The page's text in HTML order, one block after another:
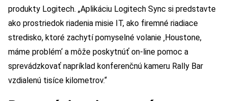
produkty Logitech. „Aplikáciu Logitech Sync si predstavte
ako prostriedok riadenia misie IT, ako firemné riadiace
stredisko, ktoré zachytí pomyselné volanie ‚Houstone,
máme problém‘ a môže poskytnúť on-line pomoc a
sprevádzkovať napríklad konferenčnú kameru Rally Bar
vzdialenú tisíce kilometrov.“